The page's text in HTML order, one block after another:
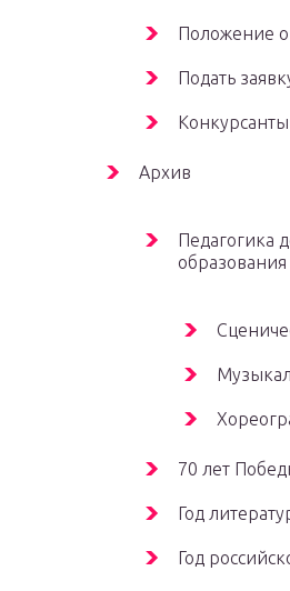
Положение
Подать
Конкурсанты
Архив
Педагогика
образования
70 лет
Год
Год